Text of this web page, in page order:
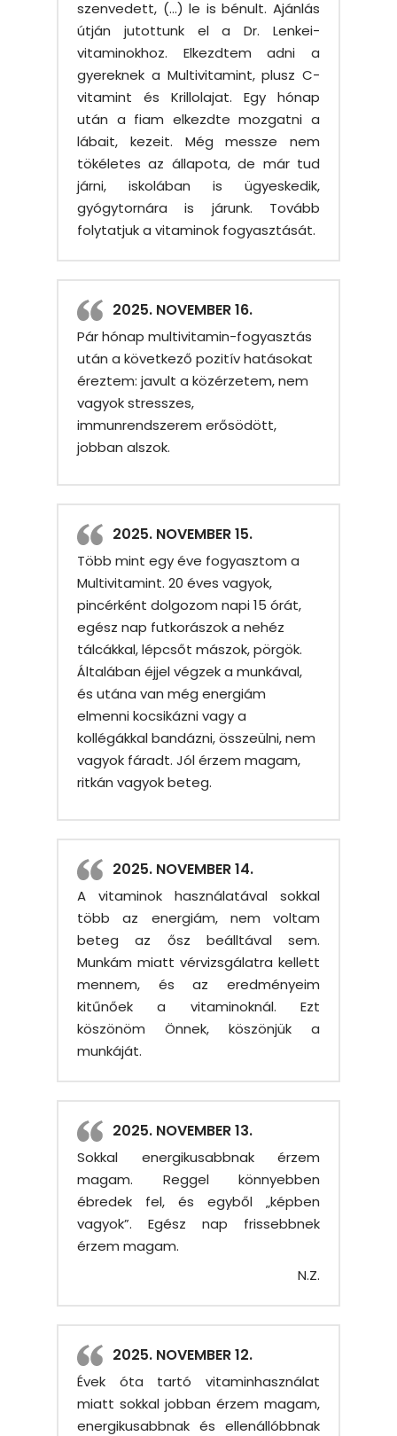
szenvedett, (…) le is bénult. Ajánlás
útján jutottunk el a Dr. Lenkei-
vitaminokhoz. Elkezdtem adni a
gyereknek a Multivitamint, plusz C-
vitamint és Krillolajat. Egy hónap
után a fiam elkezdte mozgatni a
lábait, kezeit. Még messze nem
tökéletes az állapota, de már tud
járni, iskolában is ügyeskedik,
gyógytornára is járunk. Tovább
folytatjuk a vitaminok fogyasztását.
2025. NOVEMBER 16.
Pár hónap multivitamin-fogyasztás
után a következő pozitív hatásokat
éreztem: javult a közérzetem, nem
vagyok stresszes,
immunrendszerem erősödött,
jobban alszok.
2025. NOVEMBER 15.
Több mint egy éve fogyasztom a
Multivitamint. 20 éves vagyok,
pincérként dolgozom napi 15 órát,
egész nap futkorászok a nehéz
tálcákkal, lépcsőt mászok, pörgök.
Általában éjjel végzek a munkával,
és utána van még energiám
elmenni kocsikázni vagy a
kollégákkal bandázni, összeülni, nem
vagyok fáradt. Jól érzem magam,
ritkán vagyok beteg.
2025. NOVEMBER 14.
A vitaminok használatával sokkal
több az energiám, nem voltam
beteg az ősz beálltával sem.
Munkám miatt vérvizsgálatra kellett
mennem, és az eredményeim
kitűnőek a vitaminoknál. Ezt
köszönöm Önnek, köszönjük a
munkáját.
2025. NOVEMBER 13.
Sokkal energikusabbnak érzem
magam. Reggel könnyebben
ébredek fel, és egyből „képben
vagyok”. Egész nap frissebbnek
érzem magam.
N.Z.
2025. NOVEMBER 12.
Évek óta tartó vitaminhasználat
miatt sokkal jobban érzem magam,
energikusabbnak és ellenállóbbnak